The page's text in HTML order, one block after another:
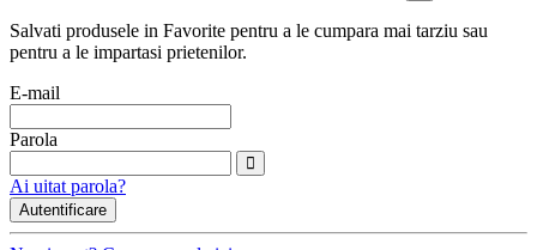
Salvati produsele in Favorite pentru a le cumpara mai tarziu sau
pentru a le impartasi prietenilor.
E-mail
Parola
Ai uitat parola?
Autentificare